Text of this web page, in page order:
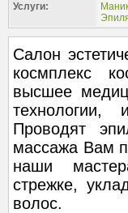
Услуги:
Салон
космплекс
высшее
технологии,
Проводят
массажа Вам
наши
стрежке,
волос.